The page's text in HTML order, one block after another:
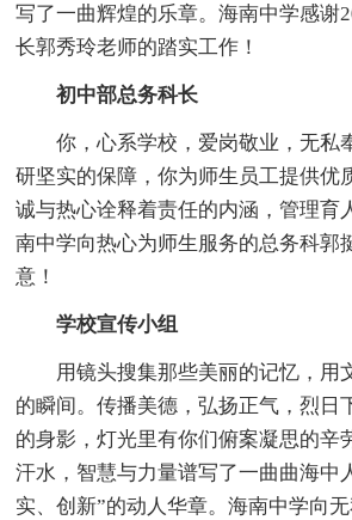
写了一曲辉煌的乐章。海南中学感谢
长郭秀玲老师的踏实工作！
初中部总务科长
你，心系学校，爱岗敬业，无私
研坚实的保障，你为师生员工提供优
诚与热心诠释着责任的内涵，管理育
南中学向热心为师生服务的总务科郭
意！
学校宣传小组
用镜头搜集那些美丽的记忆，用
的瞬间。传播美德，弘扬正气，烈日
的身影，灯光里有你们俯案凝思的辛
汗水，智慧与力量谱写了一曲曲海中
实、创新”的动人华章。海南中学向